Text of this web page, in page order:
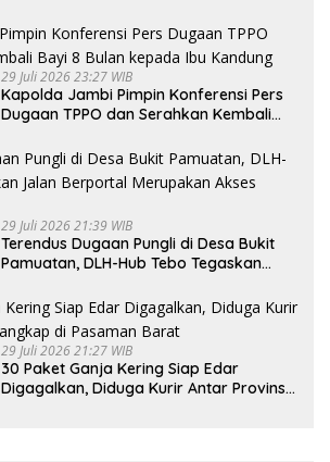
29 Juli 2026 23:27 WIB
Kapolda Jambi Pimpin Konferensi Pers
Dugaan TPPO dan Serahkan Kembali
29 Juli 2026 21:39 WIB
Terendus Dugaan Pungli di Desa Bukit
Pamuatan, DLH-Hub Tebo Tegaskan
Umum
29 Juli 2026 21:27 WIB
30 Paket Ganja Kering Siap Edar
Digagalkan, Diduga Kurir Antar Provinsi